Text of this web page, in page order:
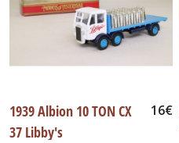
1939 Albion 10 TON CX
37 Libby's
16€